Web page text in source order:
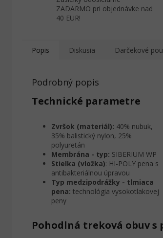
ZADARMO pri objednávke nad
40 EUR!
Popis Diskusia Darčekové
Podrobný popis
Technické parametre
Zvršok (materiál): 40% nubuk,
35% balistický nylon, 25%
polyuretán
Membrána - typ: SIBERIUM WP
Stielka (vložka): HI-POLY pena s
antibakteriálnou úpravou
Typ medzipodrážky - tlmiaca
pena: technológia vysokotlakovej
peny
Pohodlná treková obuv s